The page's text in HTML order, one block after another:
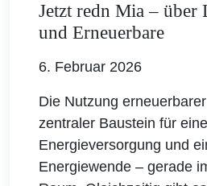
Jetzt redn Mia – über
und Erneuerbare
6. Februar 2026
Die Nutzung
zentraler Baustein für
Energieversorgung und
Energiewende – gerade